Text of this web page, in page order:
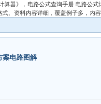
器》，电路公式查询手册 电路公式
。资料内容详细，覆盖例子多，内
案电路图解